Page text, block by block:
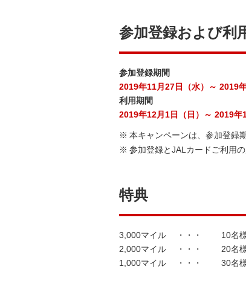
参加登録および利
参加登録期間
2019年11月27日（水）～ 2019
利用期間
2019年12月1日（日）～ 2019年
※ 本キャンペーンは、参加登録
※ 参加登録とJALカードご利用の
特典
3,000マイル ・・・
10名
2,000マイル
・・・
20名
1,000マイル
・・・ 30名